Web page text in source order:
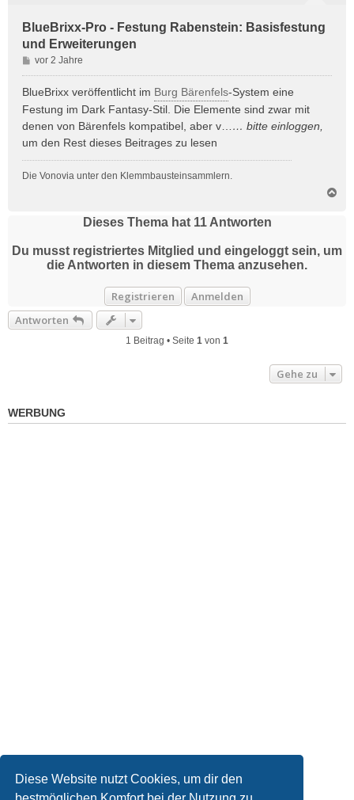
Diese Website nutzt Cookies, um dir den
BlueBrixx-Pro - Festung Rabenstein: Basisfestung
und Erweiterungen
B
e
i
r
a
g
vor 2 Jahre
BlueBrixx veröffentlicht im Burg Bärenfels-System eine
Festung im Dark Fantasy-Stil. Die Elemente sind zwar mit
denen von Bärenfels kompatibel, aber v… … bitte einloggen
um den Rest dieses Beitrages zu lesen
Die Vonovia unter den Klemmbausteinsammlern.
b
Dieses Thema hat 11Antworten
Du musst registriertes Mitglied und eingeloggt sein, um
die Antworten in diesem Thema anzusehen.
Registrieren
Anmelden
Antworten
1 Beitrag • Seite 1 von 1
Gehe zu
WERBUNG